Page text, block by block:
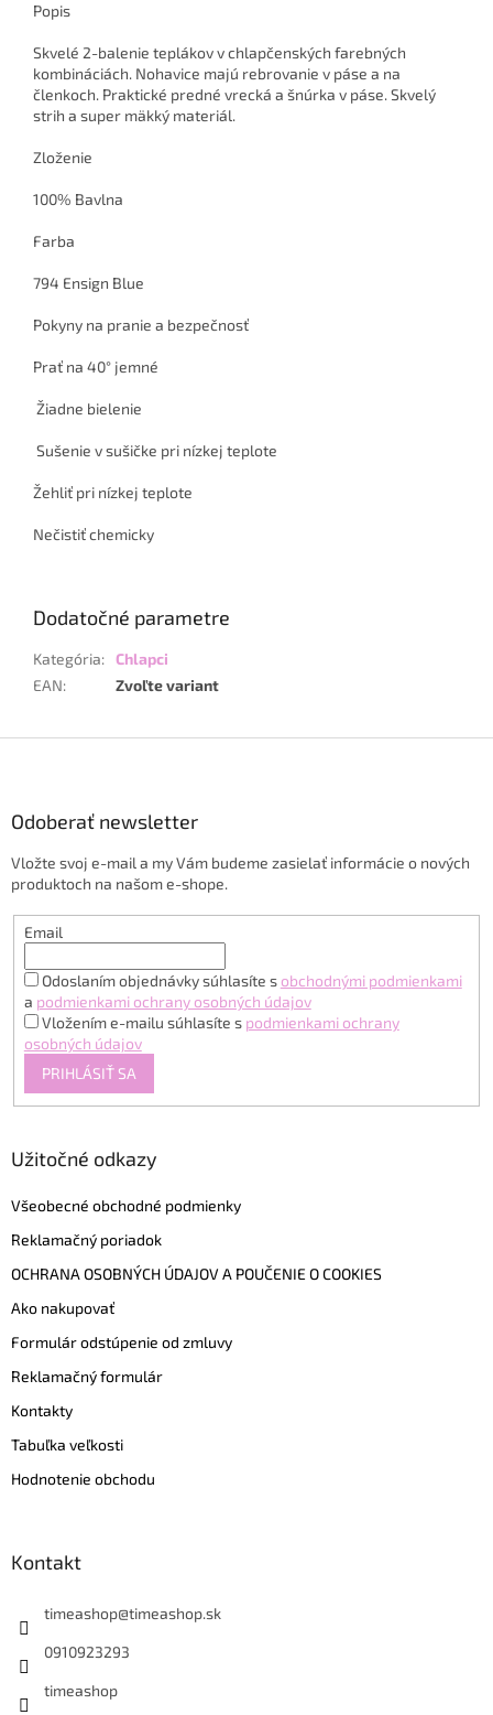
Popis
Skvelé 2-balenie teplákov v chlapčenských farebných
kombináciách. Nohavice majú rebrovanie v páse a na
členkoch. Praktické predné vrecká a šnúrka v páse. Skvelý
strih a super mäkký materiál.
Zloženie
100% Bavlna
Farba
794 Ensign Blue
Pokyny na pranie a bezpečnosť
Prať na 40° jemné
Žiadne bielenie
Sušenie v sušičke pri nízkej teplote
Žehliť pri nízkej teplote
Nečistiť chemicky
Dodatočné parametre
Kategória: Chlapci
EAN: Zvoľte variant
Odoberať newsletter
Vložte svoj e-mail a my Vám budeme zasielať informácie o nových
produktoch na našom e-shope.
Email
Odoslaním objednávky súhlasíte s obchodnými podmienkami
a podmienkami ochrany osobných údajov
Vložením e-mailu súhlasíte s podmienkami ochrany
osobných údajov
PRIHLÁSIŤ SA
Užitočné odkazy
Všeobecné obchodné podmienky
Reklamačný poriadok
OCHRANA OSOBNÝCH ÚDAJOV A POUČENIE O COOKIES
Ako nakupovať
Formulár odstúpenie od zmluvy
Reklamačný formulár
Kontakty
Tabuľka veľkosti
Hodnotenie obchodu
Kontakt
timeashop@timeashop.sk
0910923293
timeashop